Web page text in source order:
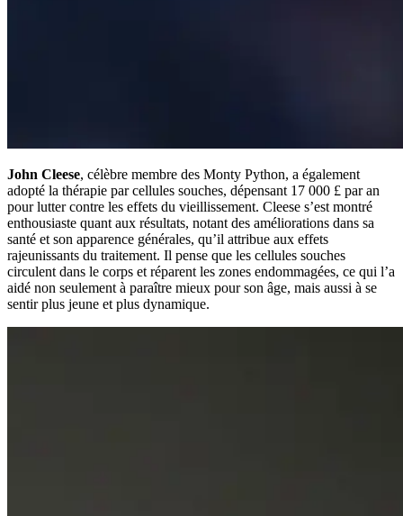
John Cleese, célèbre membre des Monty Python, a également
adopté la thérapie par cellules souches, dépensant 17 000 £ par an
pour lutter contre les effets du vieillissement. Cleese s’est montré
enthousiaste quant aux résultats, notant des améliorations dans sa
santé et son apparence générales, qu’il attribue aux effets
rajeunissants du traitement. Il pense que les cellules souches
circulent dans le corps et réparent les zones endommagées, ce qui l’a
aidé non seulement à paraître mieux pour son âge, mais aussi à se
sentir plus jeune et plus dynamique.